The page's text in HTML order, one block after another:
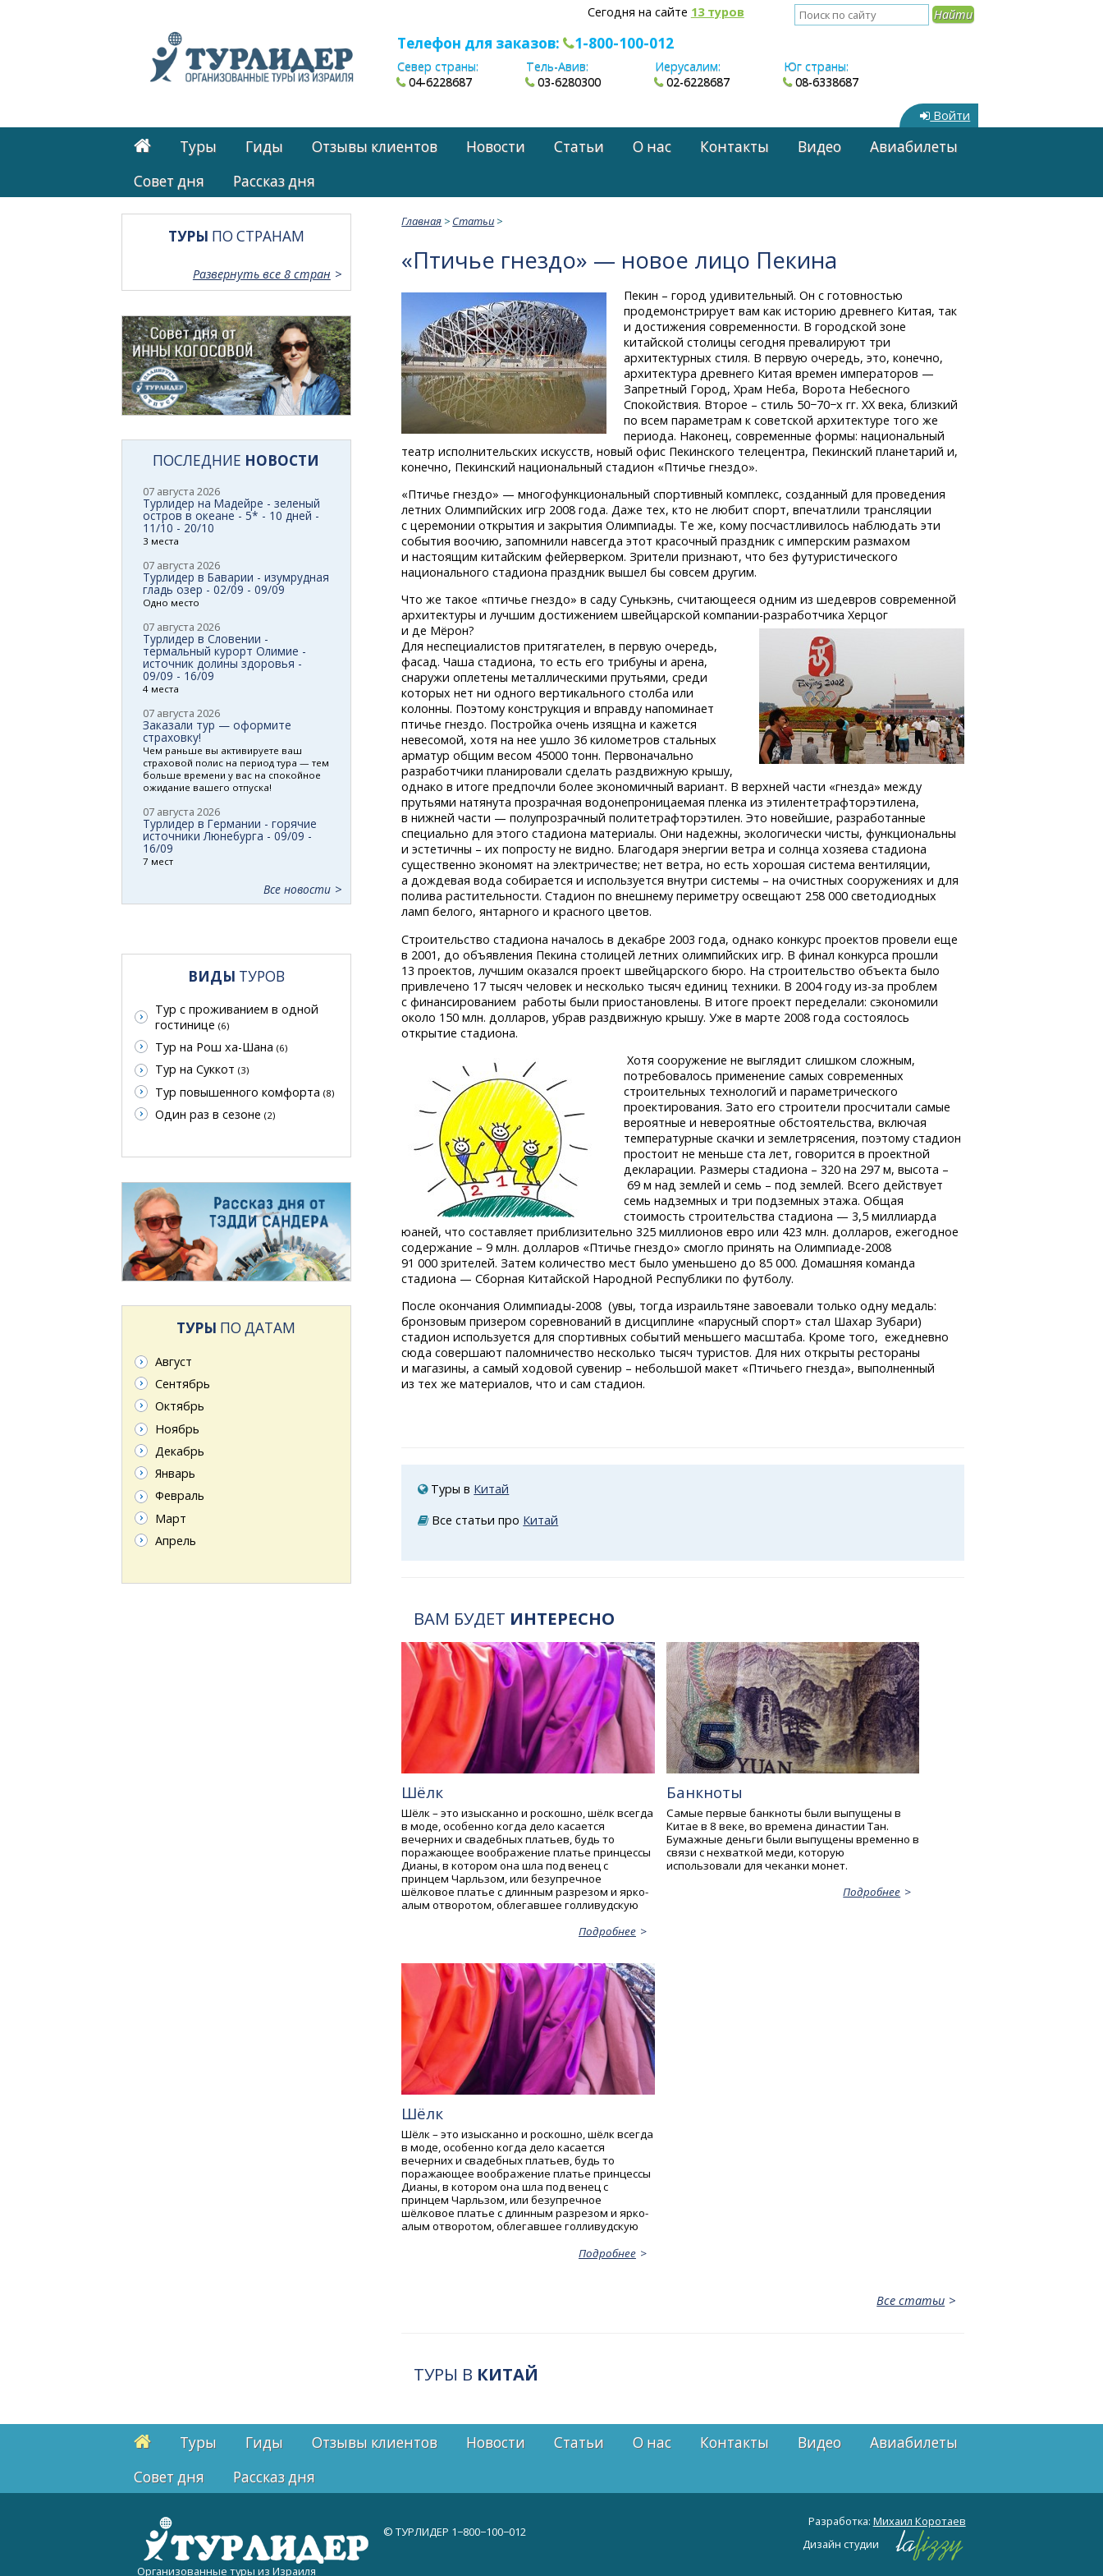
Сегодня на сайте 13 туров
Телефон для заказов: 1-800-100-012
Север страны:
04-6228687
Тель-Авив:
03-6280300
Иерусалим:
02-6228687
Юг страны:
08-6338687
Войти
Туры Гиды Отзывы клиентов Новости Статьи О нас Контакты Видео
Авиабилеты
Cовет дня
Рассказ дня
Главная > Статьи >
«Птичье гнездо» — новое лицо Пекина
Пекин – город удивительный. Он с готовностью
продемонстрирует вам как историю древнего Китая, так
и достижения современности. В городской зоне
китайской столицы сегодня превалируют три
архитектурных стиля. В первую очередь, это, конечно,
архитектура древнего Китая времен императоров —
Запретный Город, Храм Неба, Ворота Небесного
Спокойствия. Второе – стиль 50−70−х гг. XX века, близкий
по всем параметрам к советской архитектуре того же
периода. Наконец, современные формы: национальный
театр исполнительских искусств, новый офис Пекинского телецентра, Пекинский планетарий и,
конечно, Пекинский национальный стадион «Птичье гнездо».
«Птичье гнездо» — многофункциональный спортивный комплекс, созданный для проведения
летних Олимпийских игр 2008 года. Даже тех, кто не любит спорт, впечатлили трансляции
с церемонии открытия и закрытия Олимпиады. Те же, кому посчастливилось наблюдать эти
события воочию, запомнили навсегда этот красочный праздник с имперским размахом
и настоящим китайским фейерверком. Зрители признают, что без футуристического
национального стадиона праздник вышел бы совсем другим.
Что же такое «птичье гнездо» в саду Сунькэнь, считающееся одним из шедевров современной
архитектуры и лучшим достижением швейцарскойкомпании-разработчика Херцог
и де Мёрон?
Для неспециалистов притягателен, в первую очередь,
фасад. Чаша стадиона, то есть его трибуны и арена,
снаружи оплетены металлическими прутьями, среди
которых нет ни одного вертикального столба или
колонны. Поэтому конструкция и вправду напоминает
птичье гнездо. Постройка очень изящна и кажется
невесомой, хотя на нее ушло 36 километров стальных
арматур общим весом 45000 тонн. Первоначально
разработчики планировали сделать раздвижную крышу,
однако в итоге предпочли более экономичный вариант. В верхней части «гнезда» между
прутьями натянута прозрачная водонепроницаемая пленка из этилентетрафторэтилена,
в нижней части — полупрозрачный политетрафторэтилен. Это новейшие, разработанные
специально для этого стадиона материалы. Они надежны, экологически чисты, функциональны
и эстетичны – их попросту не видно. Благодаря энергии ветра и солнца хозяева стадиона
существенно экономят на электричестве; нет ветра, но есть хорошая система вентиляции,
а дождевая вода собирается и используется внутри системы – на очистных сооружениях и для
полива растительности. Стадион по внешнему периметру освещают 258 000 светодиодных
ламп белого, янтарного и красного цветов.
Строительство стадиона началось в декабре 2003 года, однако конкурс проектов провели еще
в 2001, до объявления Пекина столицей летних олимпийских игр. В финал конкурса прошли
13 проектов, лучшим оказался проект швейцарского бюро. На строительство объекта было
привлечено 17 тысяч человек и несколько тысяч единиц техники. В 2004 годуиз-за проблем
с финансированием работы были приостановлены. В итоге проект переделали: сэкономили
около 150 млн. долларов, убрав раздвижную крышу. Уже в марте 2008 года состоялось
открытие стадиона.
Хотя сооружение не выглядит слишком сложным,
потребовалось применение самых современных
строительных технологий и параметрического
проектирования. Зато его строители просчитали самые
вероятные и невероятные обстоятельства, включая
температурные скачки и землетрясения, поэтому стадион
простоит не меньше ста лет, говорится в проектной
декларации. Размеры стадиона – 320 на 297 м, высота –
69 м над землей и семь – под землей. Всего действует
семь надземных и три подземных этажа. Общая
стоимость строительства стадиона — 3,5 миллиарда
юаней, что составляет приблизительно 325 миллионов евро или 423 млн. долларов, ежегодное
содержание – 9 млн. долларов «Птичье гнездо» смогло принятьна Олимпиаде-2008
91 000 зрителей. Затем количество мест было уменьшено до 85 000. Домашняя команда
стадиона — Сборная Китайской Народной Республики по футболу.
После окончанияОлимпиады-2008 (увы, тогда израильтяне завоевали только одну медаль:
бронзовым призером соревнований в дисциплине «парусный спорт» стал Шахар Зубари)
стадион используется для спортивных событий меньшего масштаба. Кроме того, ежедневно
сюда совершают паломничество несколько тысяч туристов. Для них открыты рестораны
и магазины, а самый ходовой сувенир – небольшой макет «Птичьего гнезда», выполненный
из тех же материалов, что и сам стадион.
Туры в Китай
Все статьи про Китай
ВАМ БУДЕТ ИНТЕРЕСНО
Шёлк
Шёлк – это изысканно и роскошно, шёлк всегда
в моде, особенно когда дело касается
вечерних и свадебных платьев, будь то
поражающее воображение платье принцессы
Дианы, в котором она шла под венец с
принцем Чарльзом, или безупречное
шёлковое платье с длинным разрезом и ярко-
алым отворотом, облегавшее голливудскую
Подробнее
Банкноты
Самые первые банкноты были выпущены в
Китае в 8 веке, во времена династии Тан.
Бумажные деньги были выпущены временно в
связи с нехваткой меди, которую
использовали для чеканки монет.
Подробнее
Шёлк
Шёлк – это изысканно и роскошно, шёлк всегда
в моде, особенно когда дело касается
вечерних и свадебных платьев, будь то
поражающее воображение платье принцессы
Дианы, в котором она шла под венец с
принцем Чарльзом, или безупречное
шёлковое платье с длинным разрезом и ярко-
алым отворотом, облегавшее голливудскую
Подробнее
Все статьи
ТУРЫ В КИТАЙ
ТУРЫ ПО СТРАНАМ
Развернуть все 8 стран
ПОСЛЕДНИЕ НОВОСТИ
07 августа 2026
Турлидер на Мадейре - зеленый
остров в океане - 5* - 10 дней -
11/10 - 20/10
3 места
07 августа 2026
Турлидер в Баварии - изумрудная
гладь озер - 02/09 - 09/09
Одно место
07 августа 2026
Турлидер в Словении -
термальный курорт Олимие -
источник долины здоровья -
09/09 - 16/09
4 места
07 августа 2026
Заказали тур — оформите
страховку!
Чем раньше вы активируете ваш
страховой полис на период тура — тем
больше времени у вас на спокойное
ожидание вашего отпуска!
07 августа 2026
Турлидер в Германии - горячие
источники Люнебурга - 09/09 -
16/09
7 мест
Все новости
ВИДЫ ТУРОВ
Тур с проживанием в одной
гостинице (6)
Тур на Рош ха-Шана (6)
Тур на Суккот (3)
Тур повышенного комфорта (8)
Один раз в сезоне (2)
ТУРЫ ПО ДАТАМ
Август
Сентябрь
Октябрь
Ноябрь
Декабрь
Январь
Февраль
Март
Апрель
Туры Гиды Отзывы клиентов Новости Статьи О нас Контакты Видео
Авиабилеты
Cовет дня
Рассказ дня
© ТУРЛИДЕР 1−800−100−012
Организованные туры из Израиля
Разработка: Михаил Коротаев
Дизайн студии